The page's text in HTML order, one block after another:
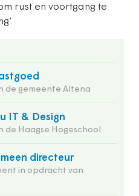
rust en voortgang te
de gemeente Altena
IT & Design
de Haagse Hogeschool
directeur
in opdracht van